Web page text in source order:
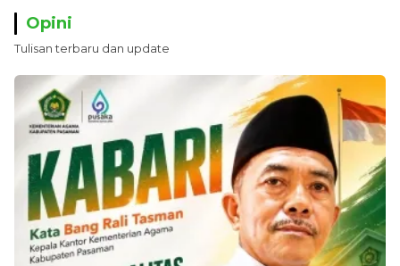
Opini
Tulisan terbaru dan update